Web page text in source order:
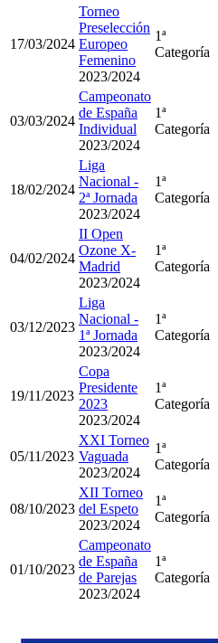
17/03/2024
Torneo
Preselección
Europeo
Femenino
2023/2024
1ª
Categoría
03/03/2024
Campeonato
de España
Individual
2023/2024
1ª
Categoría
18/02/2024
Liga
Nacional -
2ª Jornada
2023/2024
1ª
Categoría
04/02/2024
II Open
Ozone X-
Madrid
2023/2024
1ª
Categoría
03/12/2023
Liga
Nacional -
1ª Jornada
2023/2024
1ª
Categoría
19/11/2023
Copa
Presidente
2023
2023/2024
1ª
Categoría
05/11/2023
XXI Torneo
Vaguada
2023/2024
1ª
Categoría
08/10/2023
XII Torneo
del Espeto
2023/2024
1ª
Categoría
01/10/2023
Campeonato
de España
de Parejas
2023/2024
1ª
Categoría